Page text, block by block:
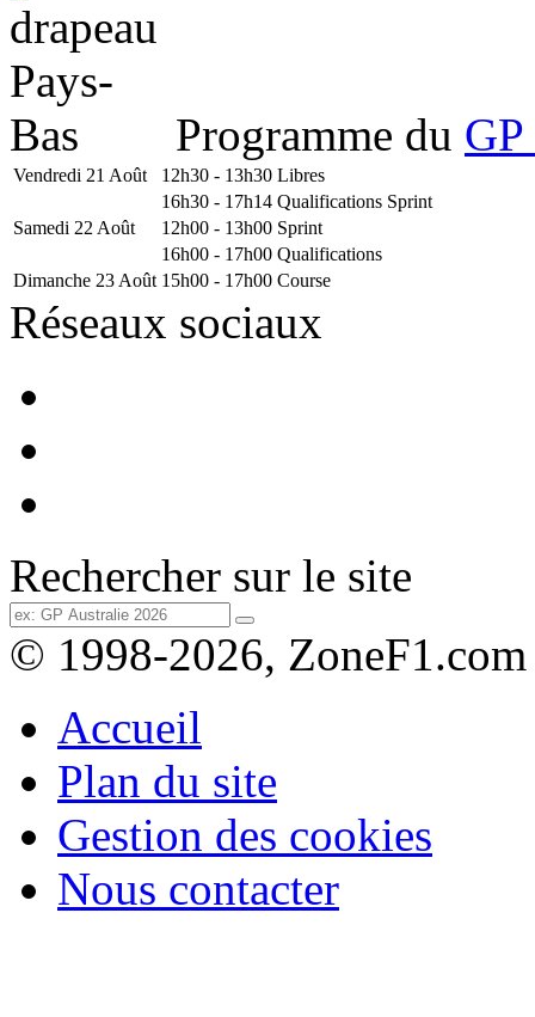
Programme du
Vendredi 21 Août 12h30 - 13h30 Libres
16h30 - 17h14 Qualifications Sprint
Samedi 22 Août
12h00 - 13h00 Sprint
16h00 - 17h00 Qualifications
Dimanche 23 Août 15h00 - 17h00 Course
Réseaux sociaux
Rechercher sur le site
© 1998-2026, ZoneF1.com
Accueil
Plan du site
Gestion des cookies
Nous contacter